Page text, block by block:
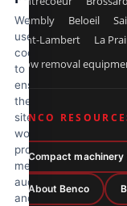
Chambly
Beloeil
Saint-Lambert
La
Snow removal
BENCO
Compact
About Benco
We
use
cookies
to
ensure
the
site
works
properly,
measure
audience
and